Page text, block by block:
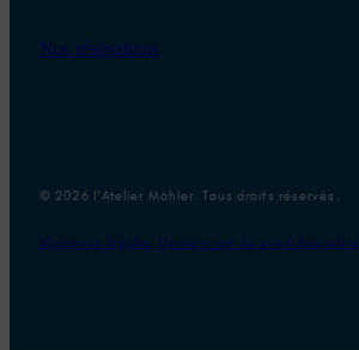
Nos réalisations
© 2026 l’Atelier Mähler. Tous droits réservés.
Mentions légales Déclaration de confidentialité